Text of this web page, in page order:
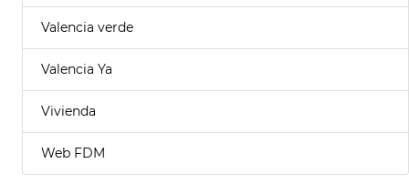
Valencia verde
Valencia Ya
Vivienda
Web FDM